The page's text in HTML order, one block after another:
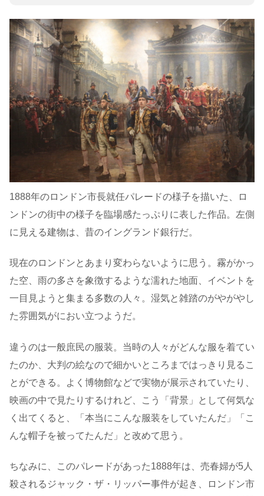
1888年のロンドン市長就任パレードの様子を描いた、ロ
ンドンの街中の様子を臨場感たっぷりに表した作品。左側
に見える建物は、昔のイングランド銀行だ。
現在のロンドンとあまり変わらないように思う。霧がかっ
た空、雨の多さを象徴するような濡れた地面、イベントを
一目見ようと集まる多数の人々。湿気と雑踏のがやがやし
た雰囲気がにおい立つようだ。
違うのは一般庶民の服装。当時の人々がどんな服を着てい
たのか、大判の絵なので細かいところまではっきり見るこ
とができる。よく博物館などで実物が展示されていたり、
映画の中で見たりするけれど、こう「背景」として何気な
く出てくると、「本当にこんな服装をしていたんだ」「こ
んな帽子を被ってたんだ」と改めて思う。
ちなみに、このパレードがあった1888年は、売春婦が5人
殺されるジャック・ザ・リッパー事件が起き、ロンドン市